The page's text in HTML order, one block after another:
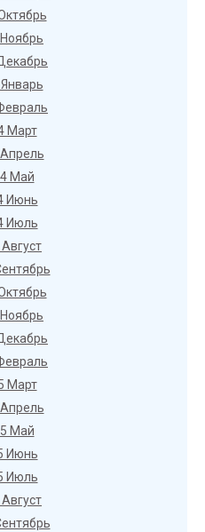
Март
Май
Июнь
Июль
Март
Май
Июнь
Июль